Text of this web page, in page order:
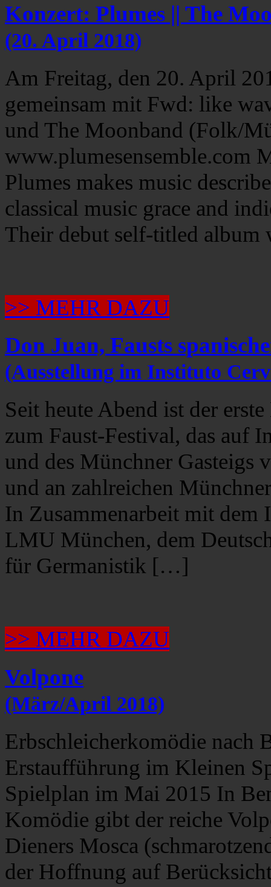
Konzert: Plumes || The
(20. April 2018)
Am Freitag, den 20. April
gemeinsam mit Fwd: like
und The Moonband (Folk/
www.plumesensemble.com
Plumes makes music
classical music grace and
Their debut self-titled
>> MEHR DAZU
Don Juan, Fausts
(Ausstellung im Instituto
Seit heute Abend ist der
zum Faust-Festival, das auf
und des Münchner Gasteigs
und an zahlreichen
In Zusammenarbeit mit dem
LMU München, dem
für Germanistik […]
>> MEHR DAZU
Volpone
(März/April 2018)
Erbschleicherkomödie nach
Erstaufführung im Kleinen
Spielplan im Mai 2015 In
Komödie gibt der reiche
Dieners Mosca
der Hoffnung auf